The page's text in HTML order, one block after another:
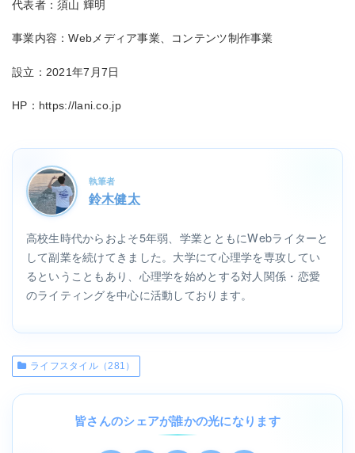
代表者：須山 輝明
事業内容：Webメディア事業、コンテンツ制作事業
設立：2021年7月7日
HP：https://lani.co.jp
執筆者
鈴木健太
高校生時代からおよそ5年弱、学業とともにWebライターと
して副業を続けてきました。大学にて心理学を専攻してい
るということもあり、心理学を始めとする対人関係・恋愛
のライティングを中心に活動しております。
ライフスタイル（281）
皆さんのシェアが誰かの光になります